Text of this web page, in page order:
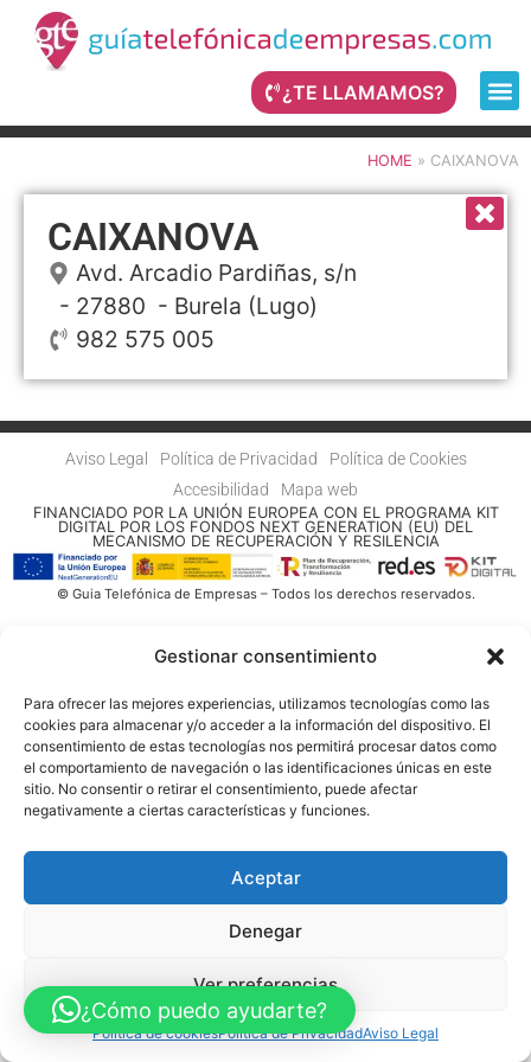
Gestionar consentimiento
Para ofrecer las mejores experiencias, utilizamos tecnologías como las
cookies para almacenar y/o acceder a la información del dispositivo. El
consentimiento de estas tecnologías nos permitirá procesar datos como
el comportamiento de navegación o las identificaciones únicas en este
sitio. No consentir o retirar el consentimiento, puede afectar
negativamente a ciertas características y funciones.
Aceptar
Denegar
Ver preferencias
Política de cookiesPolítica de PrivacidadAviso Legal
¿TE LLAMAMOS?
HOME » CAIXANOVA
CAIXANOVA
Avd. Arcadio Pardiñas, s/n
- 27880 - Burela (Lugo)
982 575 005
Aviso Legal Política de Privacidad
Política de Cookies
Accesibilidad
Mapa web
FINANCIADO POR LA UNIÓN EUROPEA CON EL PROGRAMA KIT
DIGITAL POR LOS FONDOS NEXT GENERATION (EU) DEL
MECANISMO DE RECUPERACIÓN Y RESILENCIA
© Guia Telefónica de Empresas – Todos los derechos reservados.
¿Cómo puedo ayudarte?